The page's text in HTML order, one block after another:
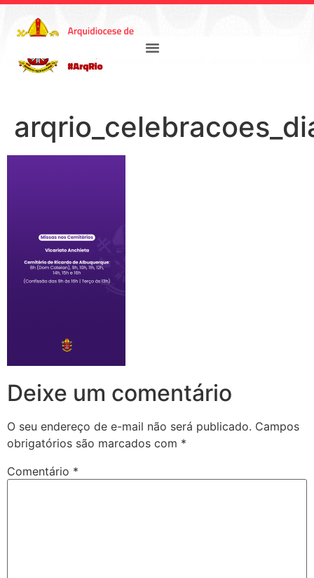
Deixe um comentário
O seu endereço de e-mail não será publicado. Campos
obrigatórios são marcados com *
Comentário *